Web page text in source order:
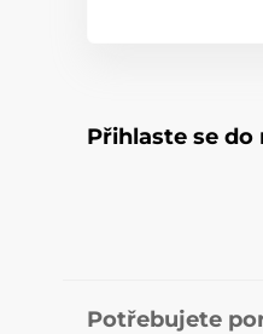
Přihlaste se
Potřebujete